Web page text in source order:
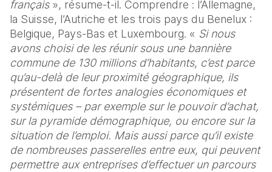
français », résume-t-il. Comprendre : l’Allemagne,
la Suisse, l’Autriche et les trois pays du Benelux :
Belgique, Pays-Bas et Luxembourg. « Si nous
avons choisi de les réunir sous une bannière
commune de 130 millions d’habitants, c’est parce
qu’au-delà de leur proximité géographique, ils
présentent de fortes analogies économiques et
systémiques – par exemple sur le pouvoir d’achat,
sur la pyramide démographique, ou encore sur la
situation de l’emploi. Mais aussi parce qu’il existe
de nombreuses passerelles entre eux, qui peuvent
permettre aux entreprises d’effectuer un parcours